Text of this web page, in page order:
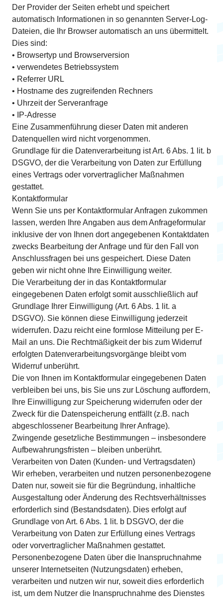
Der Provider der Seiten erhebt und speichert
automatisch Informationen in so genannten Server-Log-
Dateien, die Ihr Browser automatisch an uns übermittelt.
Dies sind:
• Browsertyp und Browserversion
• verwendetes Betriebssystem
• Referrer URL
• Hostname des zugreifenden Rechners
• Uhrzeit der Serveranfrage
• IP-Adresse
Eine Zusammenführung dieser Daten mit anderen
Datenquellen wird nicht vorgenommen.
Grundlage für die Datenverarbeitung ist Art. 6 Abs. 1 lit. b
DSGVO, der die Verarbeitung von Daten zur Erfüllung
eines Vertrags oder vorvertraglicher Maßnahmen
gestattet.
Kontaktformular
Wenn Sie uns per Kontaktformular Anfragen zukommen
lassen, werden Ihre Angaben aus dem Anfrageformular
inklusive der von Ihnen dort angegebenen Kontaktdaten
zwecks Bearbeitung der Anfrage und für den Fall von
Anschlussfragen bei uns gespeichert. Diese Daten
geben wir nicht ohne Ihre Einwilligung weiter.
Die Verarbeitung der in das Kontaktformular
eingegebenen Daten erfolgt somit ausschließlich auf
Grundlage Ihrer Einwilligung (Art. 6 Abs. 1 lit. a
DSGVO). Sie können diese Einwilligung jederzeit
widerrufen. Dazu reicht eine formlose Mitteilung per E-
Mail an uns. Die Rechtmäßigkeit der bis zum Widerruf
erfolgten Datenverarbeitungsvorgänge bleibt vom
Widerruf unberührt.
Die von Ihnen im Kontaktformular eingegebenen Daten
verbleiben bei uns, bis Sie uns zur Löschung auffordern,
Ihre Einwilligung zur Speicherung widerrufen oder der
Zweck für die Datenspeicherung entfällt (z.B. nach
abgeschlossener Bearbeitung Ihrer Anfrage).
Zwingende gesetzliche Bestimmungen – insbesondere
Aufbewahrungsfristen – bleiben unberührt.
Verarbeiten von Daten (Kunden- und Vertragsdaten)
Wir erheben, verarbeiten und nutzen personenbezogene
Daten nur, soweit sie für die Begründung, inhaltliche
Ausgestaltung oder Änderung des Rechtsverhältnisses
erforderlich sind (Bestandsdaten). Dies erfolgt auf
Grundlage von Art. 6 Abs. 1 lit. b DSGVO, der die
Verarbeitung von Daten zur Erfüllung eines Vertrags
oder vorvertraglicher Maßnahmen gestattet.
Personenbezogene Daten über die Inanspruchnahme
unserer Internetseiten (Nutzungsdaten) erheben,
verarbeiten und nutzen wir nur, soweit dies erforderlich
ist, um dem Nutzer die Inanspruchnahme des Dienstes